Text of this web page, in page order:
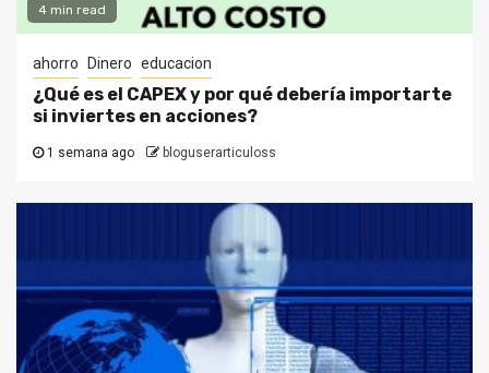
4 min read
ahorro Dinero educacion
¿Qué es el CAPEX y por qué debería importarte
si inviertes en acciones?
1 semana ago bloguserarticuloss